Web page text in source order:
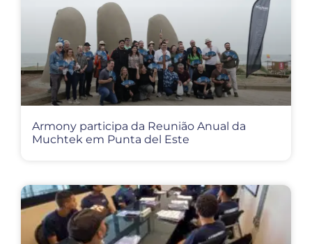
Armony participa da Reunião Anual da
Muchtek em Punta del Este